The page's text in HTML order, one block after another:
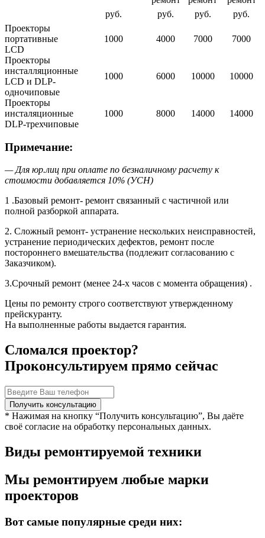
руб.
руб. руб.
руб.
Проекторы
портативные
LCD
1000 4000 7000 7000
Проекторы
инсталляционные
LCD и DLP-
одночиповые
1000 6000 10000 10000
Проекторы
инсталяционные
DLP-трехчиповые
1000 8000 14000 14000
Примечание:
— Для юр.лиц при оплате по безналичному расчету к
стоимости добавляется 10% (УСН)
1 .Базовый ремонт- ремонт связанный с частичной или
полной разборкой аппарата.
2. Сложный ремонт- устранение нескольких неисправностей,
устранение периодических дефектов, ремонт после
постороннего вмешательства (подлежит согласованию с
Заказчиком).
3.Срочный ремонт (менее 24-х часов с момента обращения) .
Цены по ремонту строго соответствуют утвержденному
прейскуранту.
На выполненные работы выдается гарантия.
Сломался проектор?
Проконсультируем прямо сейчас
* Нажимая на кнопку “Получить консультацию”, Вы даёте
своё согласие на обработку персональных данных.
Виды ремонтируемой техники
Мы ремонтируем любые марки
проекторов
Вот самые популярные среди них: